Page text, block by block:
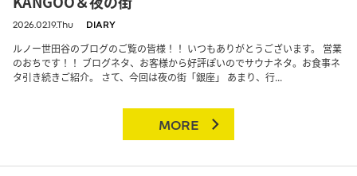
2026.02.19.Thu DIARY
ルノー世田谷のブログのご覧の皆様！！ いつもありがとうございます。 営業
のおちです！！ ブログネタ、お客様から好評ぽいのでサウナネタ。お食事ネ
タ引き続きご紹介。 さて、今回は夜の街「銀座」 あまり、行...
MORE